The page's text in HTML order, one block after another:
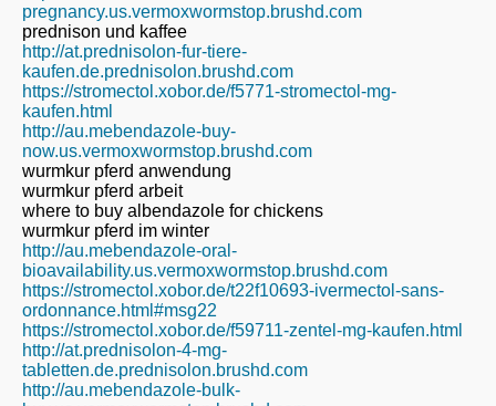
pregnancy.us.vermoxwormstop.brushd.com
prednison und kaffee
http://at.prednisolon-fur-tiere-
kaufen.de.prednisolon.brushd.com
https://stromectol.xobor.de/f5771-stromectol-mg-
kaufen.html
http://au.mebendazole-buy-
now.us.vermoxwormstop.brushd.com
wurmkur pferd anwendung
wurmkur pferd arbeit
where to buy albendazole for chickens
wurmkur pferd im winter
http://au.mebendazole-oral-
bioavailability.us.vermoxwormstop.brushd.com
https://stromectol.xobor.de/t22f10693-ivermectol-sans-
ordonnance.html#msg22
https://stromectol.xobor.de/f59711-zentel-mg-kaufen.html
http://at.prednisolon-4-mg-
tabletten.de.prednisolon.brushd.com
http://au.mebendazole-bulk-